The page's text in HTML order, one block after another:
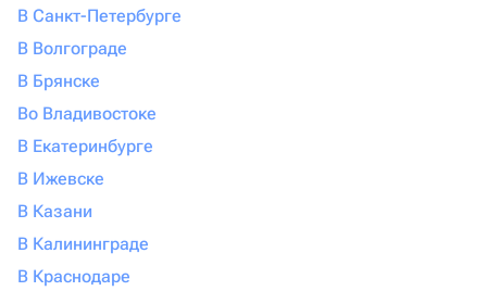
В Санкт-Петербурге
В Волгограде
В Брянске
Во Владивостоке
В Екатеринбурге
В Ижевске
В Казани
В Калининграде
В Краснодаре